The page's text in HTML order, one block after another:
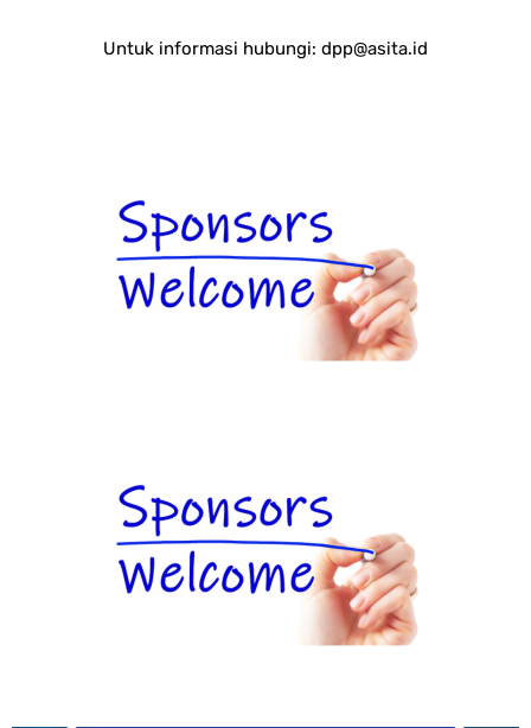
Untuk informasi hubungi: dpp@asita.id